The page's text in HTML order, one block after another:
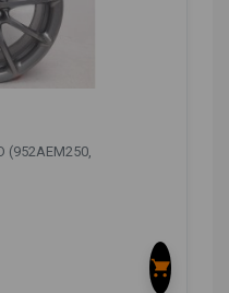
(952AEM250,